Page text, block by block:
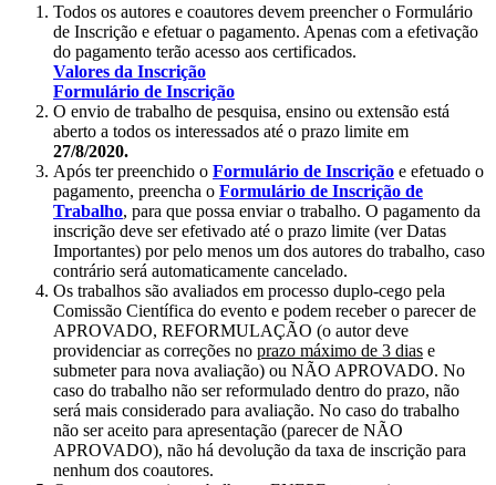
Todos os autores e coautores devem preencher o Formulário
de Inscrição e efetuar o pagamento. Apenas com a efetivação
do pagamento terão acesso aos certificados.
Valores da Inscrição
Formulário de Inscrição
O envio de trabalho de pesquisa, ensino ou extensão está
aberto a todos os interessados até o prazo limite em
27/8/2020.
Após ter preenchido o Formulário de Inscrição e efetuado o
pagamento, preencha o Formulário de Inscrição de
Trabalho, para que possa enviar o trabalho. O pagamento da
inscrição deve ser efetivado até o prazo limite (ver Datas
Importantes) por pelo menos um dos autores do trabalho, caso
contrário será automaticamente cancelado.
Os trabalhos são avaliados em processo duplo-cego pela
Comissão Científica do evento e podem receber o parecer de
APROVADO, REFORMULAÇÃO (o autor deve
providenciar as correções no prazo máximo de 3 dias e
submeter para nova avaliação) ou NÃO APROVADO. No
caso do trabalho não ser reformulado dentro do prazo, não
será mais considerado para avaliação. No caso do trabalho
não ser aceito para apresentação (parecer de NÃO
APROVADO), não há devolução da taxa de inscrição para
nenhum dos coautores.